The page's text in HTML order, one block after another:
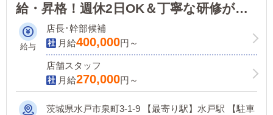
給・昇格！週休2日OK＆丁寧な研修があ
るから安心！
給与
店長･幹部候補
月給400,000円～
店舗スタッフ
月給270,000円～
茨城県水戸市泉町3-1-9 【最寄り駅】水戸駅 【駐車